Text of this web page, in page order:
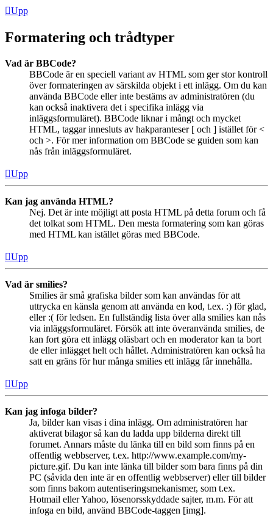
Upp
Formatering och trådtyper
Vad är BBCode?
BBCode är en speciell variant av HTML som ger stor kontroll
över formateringen av särskilda objekt i ett inlägg. Om du kan
använda BBCode eller inte bestäms av administratören (du
kan också inaktivera det i specifika inlägg via
inläggsformuläret). BBCode liknar i mångt och mycket
HTML, taggar innesluts av hakparanteser [ och ] istället för <
och >. För mer information om BBCode se guiden som kan
nås från inläggsformuläret.
Upp
Kan jag använda HTML?
Nej. Det är inte möjligt att posta HTML på detta forum och få
det tolkat som HTML. Den mesta formatering som kan göras
med HTML kan istället göras med BBCode.
Upp
Vad är smilies?
Smilies är små grafiska bilder som kan användas för att
uttrycka en känsla genom att använda en kod, t.ex. :) för glad,
eller :( för ledsen. En fullständig lista över alla smilies kan nås
via inläggsformuläret. Försök att inte överanvända smilies, de
kan fort göra ett inlägg oläsbart och en moderator kan ta bort
de eller inlägget helt och hållet. Administratören kan också ha
satt en gräns för hur många smilies ett inlägg får innehålla.
Upp
Kan jag infoga bilder?
Ja, bilder kan visas i dina inlägg. Om administratören har
aktiverat bilagor så kan du ladda upp bilderna direkt till
forumet. Annars måste du länka till en bild som finns på en
offentlig webbserver, t.ex. http://www.example.com/my-
picture.gif. Du kan inte länka till bilder som bara finns på din
PC (såvida den inte är en offentlig webbserver) eller till bilder
som finns bakom autentiseringsmekanismer, som t.ex.
Hotmail eller Yahoo, lösenorsskyddade sajter, m.m. För att
infoga en bild, använd BBCode-taggen [img].